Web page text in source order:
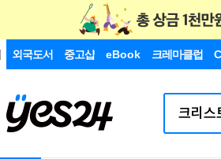
외국도서 중고샵 eBook 크레마클럽